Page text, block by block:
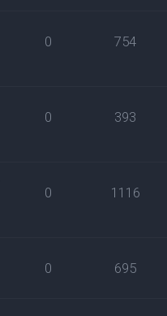
0 754
0 393
0 1116
0 695